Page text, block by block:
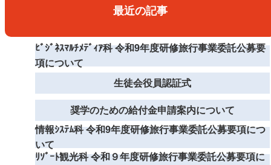
最近の記事
ﾋﾞｼﾞﾈｽﾏﾙﾁﾒﾃﾞｨｱ科 令和9年度研修旅行事業委託公募要
項について
生徒会役員認証式
奨学のための給付金申請案内について
情報ｼｽﾃﾑ科 令和9年度研修旅行事業委託公募要項につ
いて
ﾘｿﾞｰﾄ観光科 令和９年度研修旅行事業委託公募要項に